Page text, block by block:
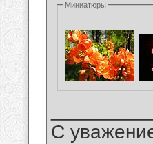
Миниатюры
С